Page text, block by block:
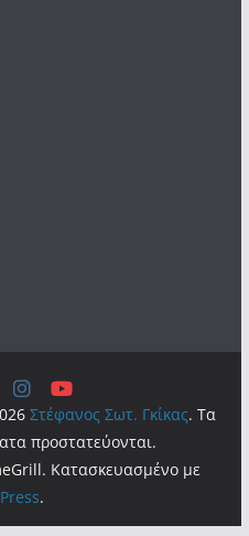
Στέφανος Σωτ. Γκίκας. Τα
προστατεύονται.
Κατασκευασμένο με
.